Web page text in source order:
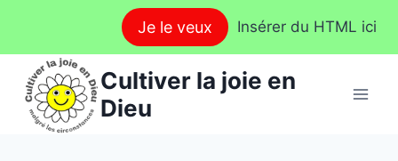
contenu
Je le veux Insérer du HTML ici
Cultiver la joie en
Dieu